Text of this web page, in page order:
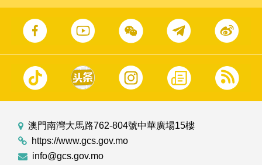
澳門南灣大馬路762-804號中華廣場15樓
https://www.gcs.gov.mo
info@gcs.gov.mo